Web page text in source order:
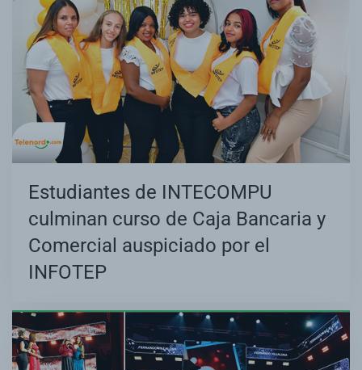
Estudiantes de INTECOMPU
culminan curso de Caja Bancaria y
Comercial auspiciado por el
INFOTEP